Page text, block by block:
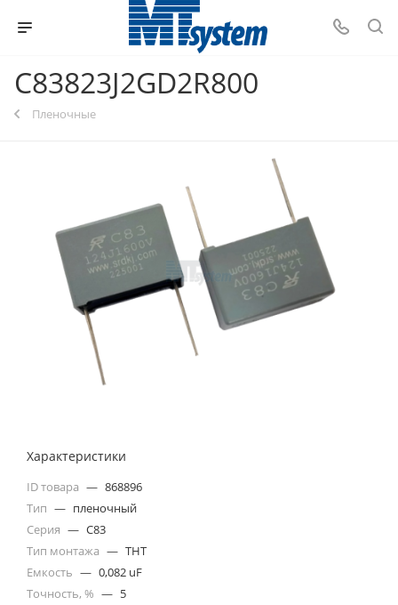
C83823J2GD2R800
Пленочные
Характеристики
ID товара — 868896
Тип — пленочный
Серия — C83
Тип монтажа — THT
Емкость — 0,082 uF
Точность, % — 5